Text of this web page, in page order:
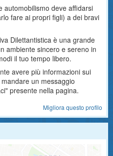
automobilismo deve affidarsi
fare ai propri figli) a dei bravi
Dilettantistica è una grande
ambiente sincero e sereno in
il tuo tempo libero.
avere più informazioni sui
un messaggio
presente nella pagina.
Migliora questo profilo